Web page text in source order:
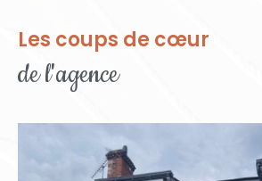
Les coups de cœur
de l'agence